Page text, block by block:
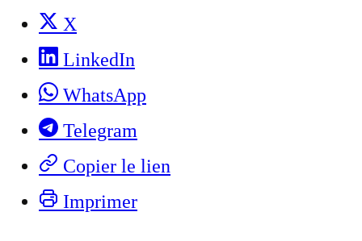
X
LinkedIn
WhatsApp
Telegram
Copier le lien
Imprimer